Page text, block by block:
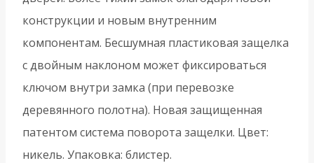
конструкции и новым внутренним
компонентам. Бесшумная пластиковая защелка
с двойным наклоном может фиксироваться
ключом внутри замка (при перевозке
деревянного полотна). Новая защищенная
патентом система поворота защелки. Цвет:
никель. Упаковка: блистер.